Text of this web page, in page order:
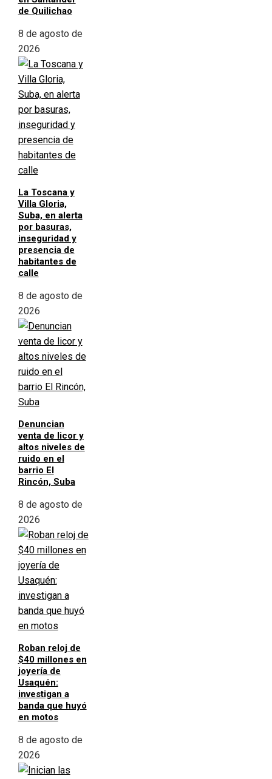
de Quilichao
8 de agosto de
2026
La Toscana y
Villa Gloria,
Suba, en alerta
por basuras,
inseguridad y
presencia de
habitantes de
calle
8 de agosto de
2026
Denuncian
venta de licor y
altos niveles de
ruido en el
barrio El
Rincón, Suba
8 de agosto de
2026
Roban reloj de
$40 millones en
joyería de
Usaquén:
investigan a
banda que huyó
en motos
8 de agosto de
2026